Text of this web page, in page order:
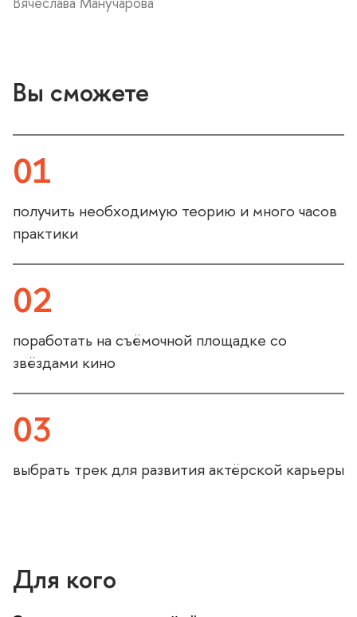
ы сможете
01
получить необходимую теорию и много часо
практики
02
поработать на съёмочной площадке со
звёздами кино
03
ыбрать трек для развития актёрской карьеры
Для кого